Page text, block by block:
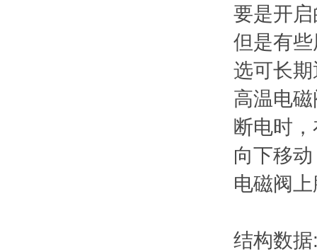
要是开
但是有
选可长
高温电
断电时
向下移
电磁阀
结构数据